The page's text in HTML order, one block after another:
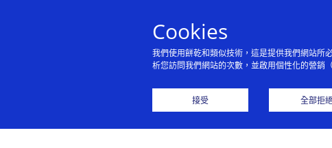
Cookies
我們使用餅乾和類似技術，這是提供我們網站所
析您訪問我們網站的次數，並啟用個性化的營銷
接受 全部拒